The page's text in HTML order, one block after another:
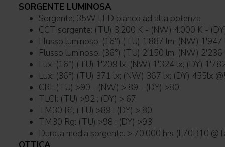
SORGENTE LUMINOSA
Sorgente: 35W LED bianco ad alta potenza
CCT sorgente: (TU) 3.200 K - (NW) 4.000 K -
Flusso luminoso: (16°) (TU) 1'887 lm; (NW)
Flusso luminoso: (36°) (TU) 2'150 lm; (NW)
Lux: (16°) (TU) 1'209 lx; (NW) 1'324 lx; (DY)
Lux: (36°) (TU) 371 lx; (NW) 367 lx; (DY) 455lx
CRI: (TU) >90 - (NW) > 89 - (DY) >80
TLCI: (TU) >92 ; (DY) > 67
TM30 Rf: (TU) >89 ; (DY) > 80
TM30 Rg: (TU) >98 ; (DY) >93
Durata media sorgente: > 70.000 hrs